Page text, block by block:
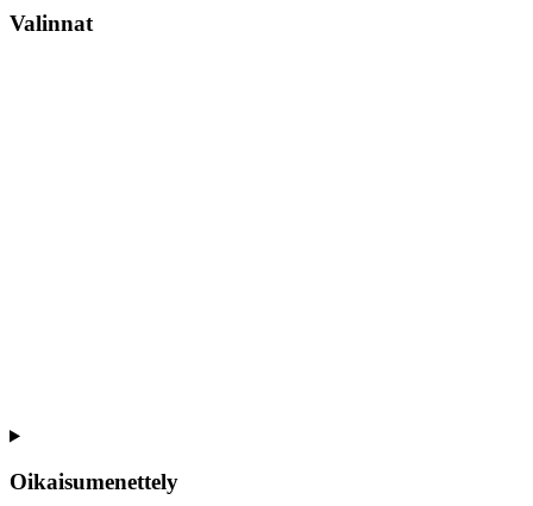
Valinnat
Oikaisumenettely